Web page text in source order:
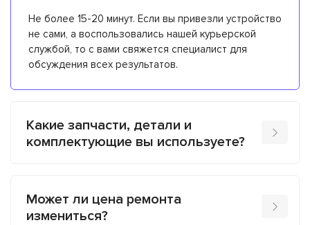
Не более 15-20 минут. Если вы привезли устройство
не сами, а воспользовались нашей курьерской
службой, то с вами свяжется специалист для
обсуждения всех результатов.
Какие запчасти, детали и
комплектующие вы используете?
Может ли цена ремонта
измениться?